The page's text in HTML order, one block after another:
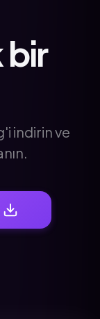
bir
indirin ve